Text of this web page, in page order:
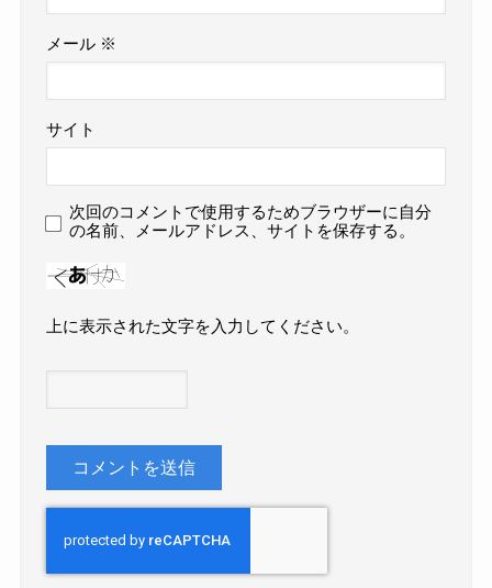
メール ※
サイト
次回のコメントで使用するためブラウザーに自分
の名前、メールアドレス、サイトを保存する。
上に表示された文字を入力してください。